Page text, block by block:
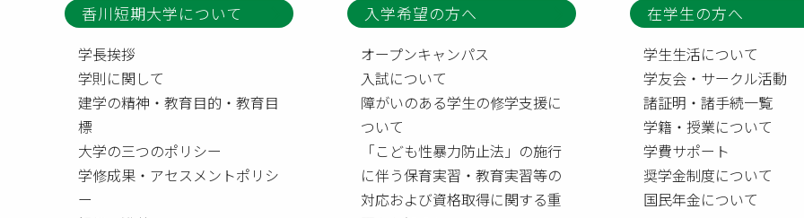
香川短期大学について
学長挨拶
学則に関して
建学の精神・教育目的・教育目
標
大学の三つのポリシー
学修成果・アセスメントポリシ
ー
入学希望の方へ
オープンキャンパス
入試について
障がいのある学生の修学支援に
ついて
「こども性暴力防止法」の施行
に伴う保育実習・教育実習等の
対応および資格取得に関する重
在学生の方へ
学生生活について
学友会・サークル活動
諸証明・諸手続一覧
学籍・授業について
学費サポート
奨学金制度について
国民年金について